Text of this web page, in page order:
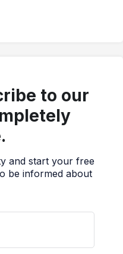
to our
and start your free
be informed about